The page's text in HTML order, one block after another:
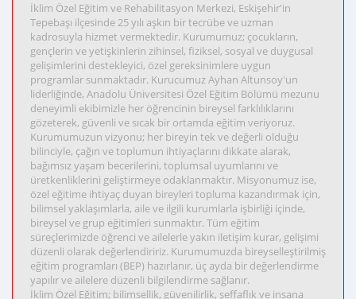
İklim Özel Eğitim ve Rehabilitasyon Merkezi, Eskişehir'in
Tepebaşı ilçesinde 25 yılı aşkın bir tecrübe ve uzman
kadrosuyla hizmet vermektedir. Kurumumuz; çocukların,
gençlerin ve yetişkinlerin zihinsel, fiziksel, sosyal ve duygusal
gelişimlerini destekleyici, özel gereksinimlere uygun
programlar sunmaktadır. Kurucumuz Ayhan Altunsoy'un
liderliğinde, Anadolu Üniversitesi Özel Eğitim Bölümü mezunu
deneyimli ekibimizle her öğrencinin bireysel farklılıklarını
gözeterek, güvenli ve sıcak bir ortamda eğitim veriyoruz.
Kurumumuzun vizyonu; her bireyin tek ve değerli olduğu
bilinciyle, çağın ve toplumun ihtiyaçlarını dikkate alarak,
bağımsız yaşam becerilerini, toplumsal uyumlarını ve
üretkenliklerini geliştirmeye odaklanmaktır. Misyonumuz ise,
özel eğitime ihtiyaç duyan bireyleri topluma kazandırmak için,
bilimsel yaklaşımlarla, aile ve ilgili kurumlarla işbirliği içinde,
bireysel ve grup eğitimleri sunmaktır. Tüm eğitim
süreçlerimizde öğrenci ve ailelerle yakın iletişim kurar, gelişimi
düzenli olarak değerlendiririz. Kurumumuzda bireyselleştirilmiş
eğitim programları (BEP) hazırlanır, üç ayda bir değerlendirme
yapılır ve ailelere düzenli bilgilendirme sağlanır.
İklim Özel Eğitim; bilimsellik, güvenilirlik, şeffaflık ve insana